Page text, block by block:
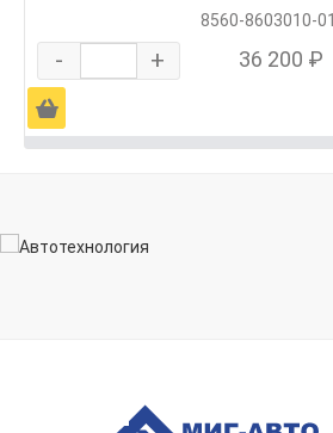
8560-8603010-01
- + 36 200 ₽
Ä